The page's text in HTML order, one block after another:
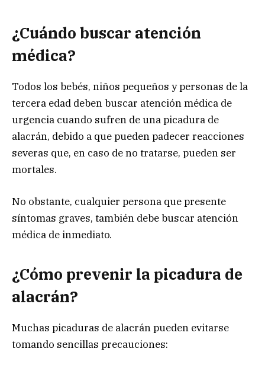
¿Cuándo buscar atención
médica?
Todos los bebés, niños pequeños y personas de la
tercera edad deben buscar atención médica de
urgencia cuando sufren de una picadura de
alacrán, debido a que pueden padecer reacciones
severas que, en caso de no tratarse, pueden ser
mortales.
No obstante, cualquier persona que presente
síntomas graves, también debe buscar atención
médica de inmediato.
¿Cómo prevenir la picadura de
alacrán?
Muchas picaduras de alacrán pueden evitarse
tomando sencillas precauciones: